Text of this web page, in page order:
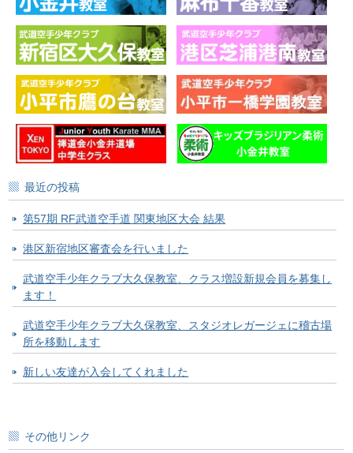
最近の投稿
第57期 RF武道空手道 関東地区大会 結果
港区新宿地区審査会を行いました
武道空手少年クラブ大久保教室、クラス増設新規会員を募集し
ます！
武道空手少年クラブ大久保教室、スタジオレガージェに稽古場
所を移動します
新しい友達が入会してくれました
その他リンク